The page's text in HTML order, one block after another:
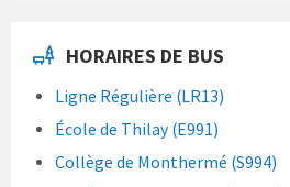
HORAIRES DE BUS
Ligne Régulière (LR13)
École de Thilay (E991)
Collège de Monthermé (S994)